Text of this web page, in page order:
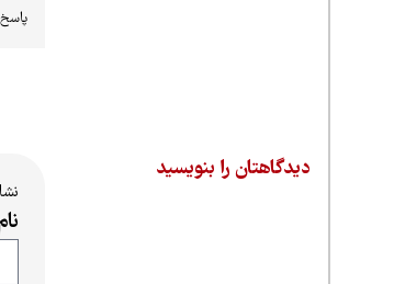
پاسخ
دیدگاهتان را بنویسید